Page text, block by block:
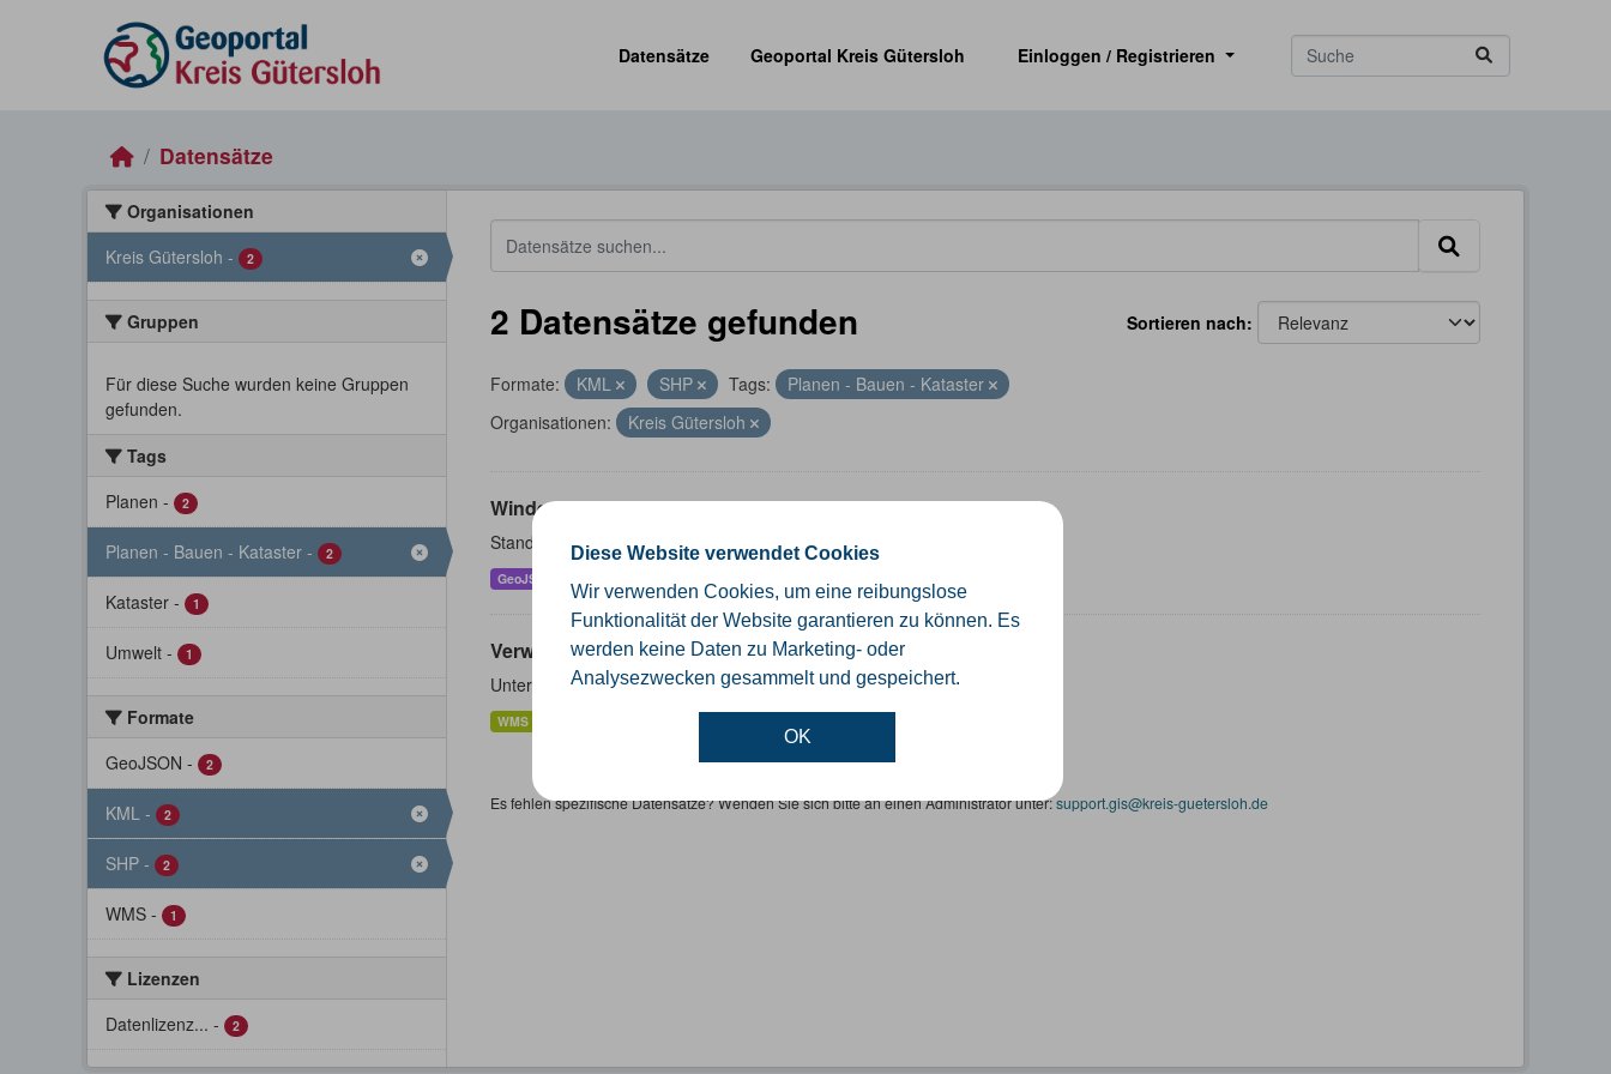
Diese Website verwendet Cookies
Wir verwenden Cookies, um eine reibungslose
Funktionalität der Website garantieren zu können. Es
werden keine Daten zu Marketing- oder
Analysezwecken gesammelt und gespeichert.
OK
Datensätze
Geoportal Kreis Gütersloh Einloggen / Registrieren
Datensätze
Organisationen
Kreis Gütersloh - 2
Gruppen
Für diese Suche wurden keine Gruppen
gefunden.
Tags
Planen - 2
Planen - Bauen - Kataster - 2
Kataster - 1
Umwelt - 1
Formate
GeoJSON - 2
KML - 2
SHP - 2
WMS - 1
Lizenzen
Datenlizenz... - 2
Sortieren nach
2 Datensätze gefunden
Formate: KML SHP Tags:
Planen - Bauen - Kataster
Organisationen:
Kreis Gütersloh
Windenergieanlagen
Standorte der Windenergieanlagen im Kreis Gütersloh
GeoJSON
Verwaltungsgrenzen
Unterschiedliche Ebenen der Verwaltungsgrenzen im Kreis Gütersloh
WMS
Es fehlen spezifische Datensätze? Wenden Sie sich bitte an einen Administrator unter:support.gis@kreis-guetersloh.de